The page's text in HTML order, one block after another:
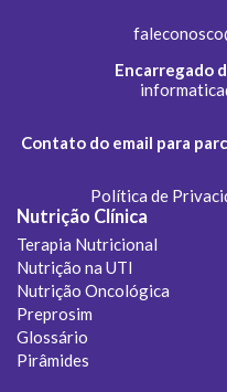
Encarregado
Contato do email para
Política de
Nutrição Clínica
Terapia Nutricional
Nutrição na UTI
Nutrição Oncológica
Preprosim
Glossário
Pirâmides